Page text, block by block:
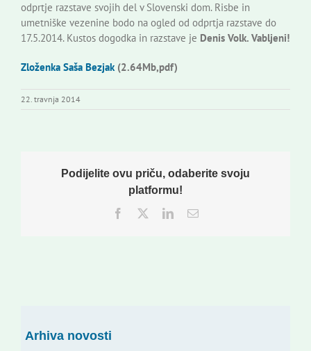
odprtje razstave svojih del v Slovenski dom. Risbe in
umetniške vezenine bodo na ogled od odprtja razstave do
17.5.2014. Kustos dogodka in razstave je Denis Volk. Vabljeni!
Zloženka Saša Bezjak(2.64Mb,pdf)
22. travnja 2014
Podijelite ovu priču, odaberite svoju
platformu!
Facebook
TwitterLinkedInEmail:
Arhiva novosti